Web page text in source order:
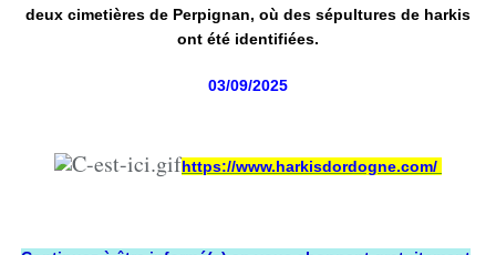
deux cimetières de Perpignan, où des sépultures de harkis
ont été identifiées.
03/09/2025
https://www.harkisdordogne.com/